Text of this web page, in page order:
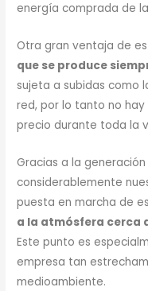
energía comprada de
Otra gran ventaja de
que se produce
sujeta a subidas como
red, por lo tanto no hay
precio durante toda la
Gracias a la
considerablemente
puesta en marcha de
a la atmósfera cerca
Este punto es
empresa tan
medioambiente.